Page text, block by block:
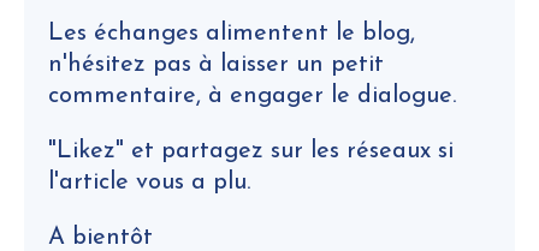
Les échanges alimentent le blog,
n'hésitez pas à laisser un petit
commentaire, à engager le dialogue.
"Likez" et partagez sur les réseaux si
l'article vous a plu.
A bientôt